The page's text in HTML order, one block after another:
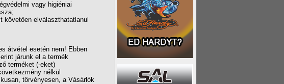
vagy higiéniai
követően elválaszthatatlanul
átvétel esetén nem! Ebben
járunk el a termék
terméket (-eket)
nélkül
törvényesen, a Vásárlók